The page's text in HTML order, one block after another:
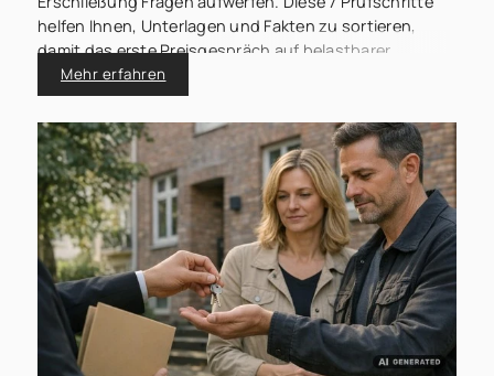
helfen Ihnen, Unterlagen und Fakten zu sortieren,
damit das erste Preisgespräch auf belastbarer
Grundlage stattfindet.
Mehr erfahren